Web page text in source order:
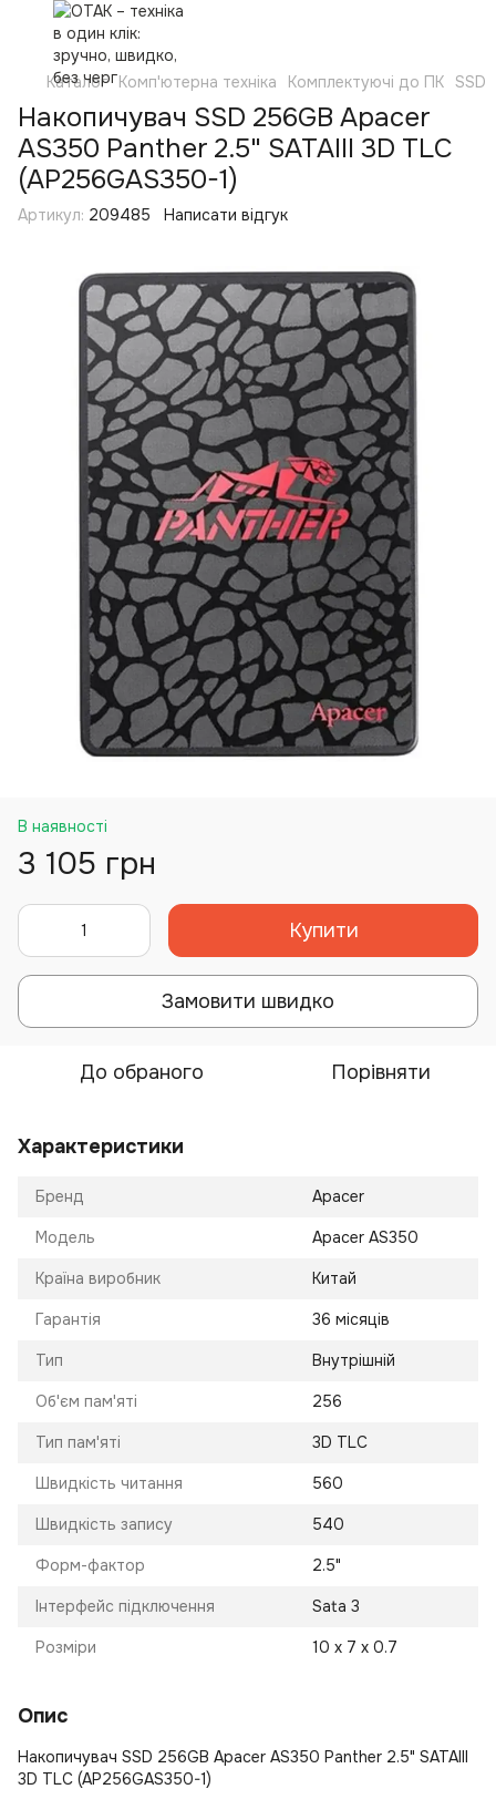
Каталог Комп'ютерна техніка Комплектуючі до ПК SSD
Накопичувач SSD 256GB Apacer
AS350 Panther 2.5" SATAIII 3D TLC
(AP256GAS350-1)
Артикул: 209485 Написати відгук
В наявності
3 105 грн
Купити
Замовити швидко
До обраного Порівняти
Характеристики
Бренд Apacer
Модель Apacer AS350
Країна виробник Китай
Гарантія 36 місяців
Тип Внутрішній
Об'єм пам'яті 256
Тип пам'яті 3D TLC
Швидкість читання 560
Швидкість запису 540
Форм-фактор 2.5"
Інтерфейс підключення Sata 3
Розміри 10 х 7 х 0.7
Опис
Накопичувач SSD 256GB Apacer AS350 Panther 2.5" SATAIII
3D TLC (AP256GAS350-1)